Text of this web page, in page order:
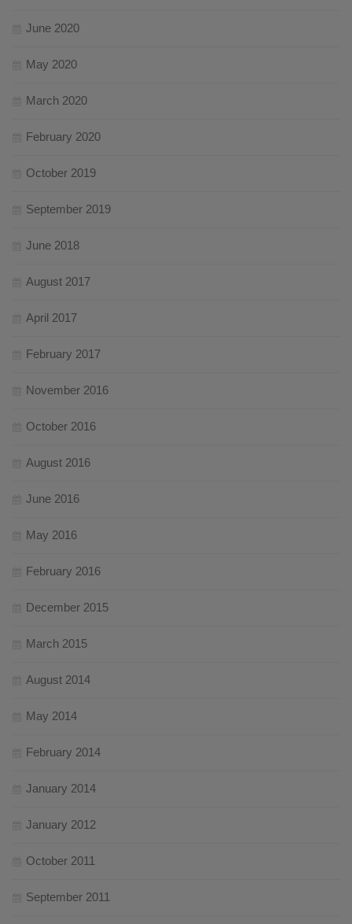
June 2020
May 2020
March 2020
February 2020
October 2019
September 2019
June 2018
August 2017
April 2017
February 2017
November 2016
October 2016
August 2016
June 2016
May 2016
February 2016
December 2015
March 2015
August 2014
May 2014
February 2014
January 2014
January 2012
October 2011
September 2011